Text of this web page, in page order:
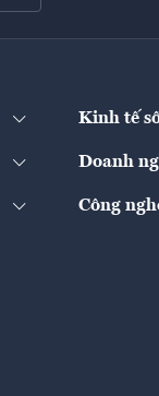
Kinh tế
Doanh
Công